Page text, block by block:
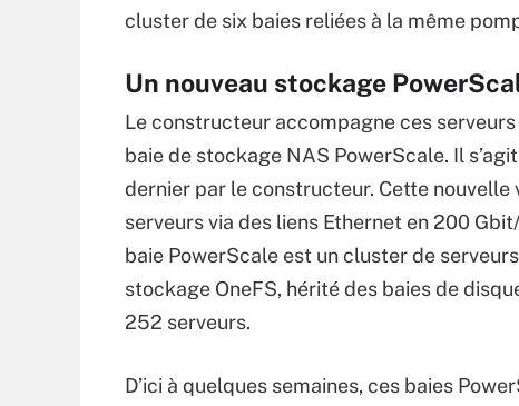
cluster de six baies reliées à la même
Un nouveau stockage
Le constructeur accompagne ces
baie de stockage NAS PowerScale. Il
dernier par le constructeur. Cette
serveurs via des liens Ethernet en 200
baie PowerScale est un cluster de
stockage OneFS, hérité des baies de
252 serveurs.
D’ici à quelques semaines, ces baies